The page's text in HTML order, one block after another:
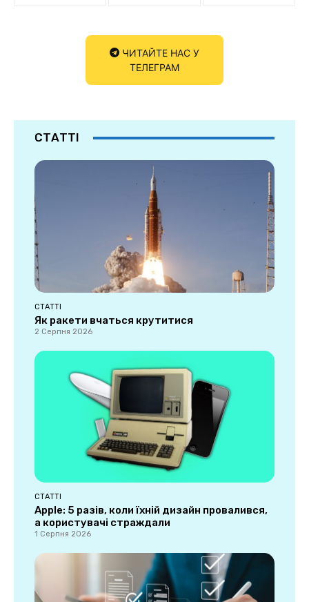
ЧИТАЙТЕ НАС У
ТЕЛЕГРАМ
СТАТТІ
СТАТТІ
Як ракети вчаться крутитися
2 Серпня 2026
СТАТТІ
Apple: 5 разів, коли їхній дизайн провалився,
а користувачі страждали
1 Серпня 2026